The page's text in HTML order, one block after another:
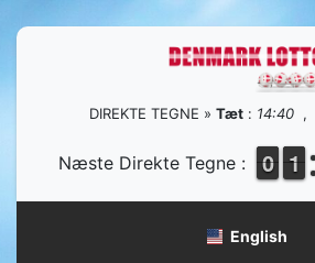
DIREKTE TEGNE » Tæt : 14:40 ,
Næste Direkte Tegne : 9
9
0
0 1
1
1
1
English